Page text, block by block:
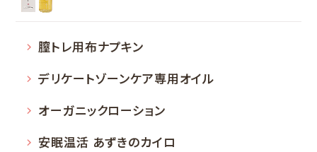
膣トレ用布ナプキン
デリケートゾーンケア専用オイル
オーガニックローション
安眠温活 あずきのカイロ